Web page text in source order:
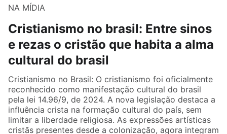
NA MÍDIA
Cristianismo no brasil: Entre sinos
e rezas o cristão que habita a alma
cultural do brasil
Cristianismo no Brasil: O cristianismo foi oficialmente
reconhecido como manifestação cultural do brasil
pela lei 14.96/9, de 2024. A nova legislação destaca a
influência crista na formação cultural do país, sem
limitar a liberdade religiosa. As expressões artísticas
cristãs presentes desde a colonização, agora integram